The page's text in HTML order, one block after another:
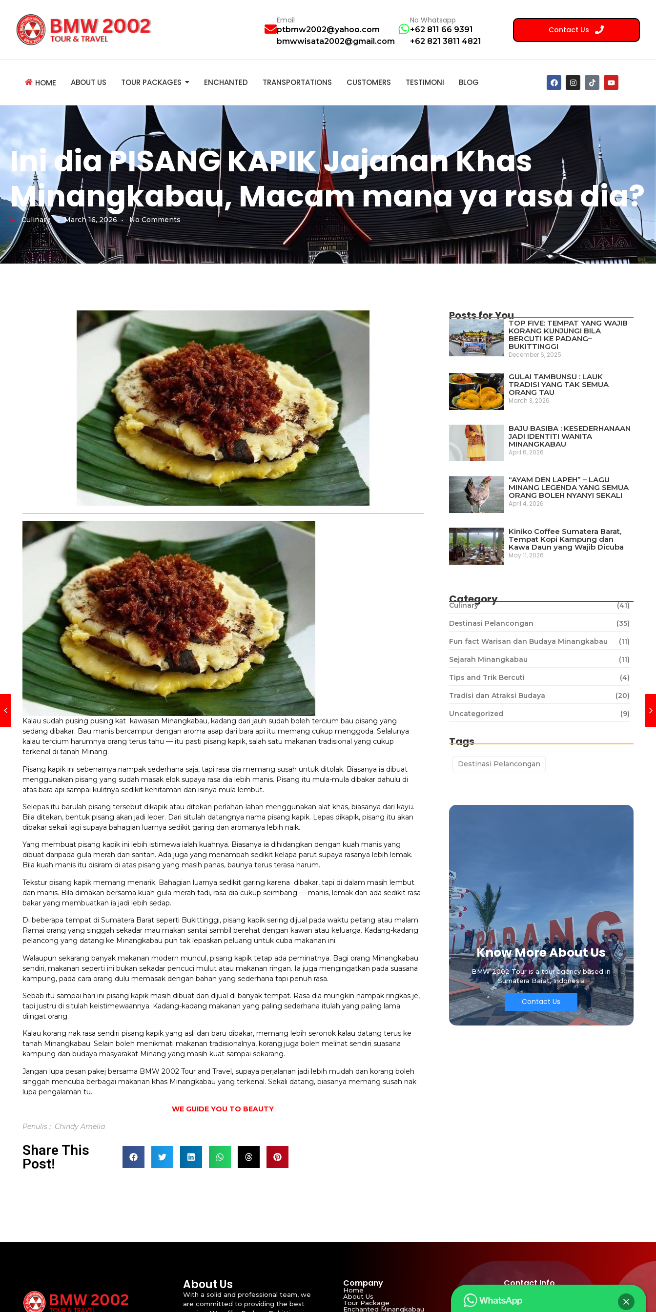
Email
ptbmw2002@yahoo.com
bmwwisata2002@gmail.com
No Whatsapp
+62 811 66 9391
+62 821 3811 4821
Contact Us
HOME ABOUT US TOUR PACKAGES ENCHANTED TRANSPORTATIONS CUSTOMERS TESTIMONI BLOG
Ini dia PISANG KAPIK Jajanan Khas
Minangkabau, Macam mana ya rasa dia?
Culinary - March 16, 2026 - No Comments
Kalau sudah pusing pusing kat kawasan Minangkabau, kadang dari jauh sudah boleh tercium bau pisang yang
sedang dibakar. Bau manis bercampur dengan aroma asap dari bara api itu memang cukup menggoda. Selalunya
kalau tercium harumnya orang terus tahu — itu pasti pisang kapik, salah satu makanan tradisional yang cukup
terkenal di tanah Minang.
Pisang kapik ini sebenarnya nampak sederhana saja, tapi rasa dia memang susah untuk ditolak. Biasanya ia dibuat
menggunakan pisang yang sudah masak elok supaya rasa dia lebih manis. Pisang itu mula-mula dibakar dahulu di
atas bara api sampai kulitnya sedikit kehitaman dan isinya mula lembut.
Selepas itu barulah pisang tersebut dikapik atau ditekan perlahan-lahan menggunakan alat khas, biasanya dari kayu.
Bila ditekan, bentuk pisang akan jadi leper. Dari situlah datangnya nama pisang kapik. Lepas dikapik, pisang itu akan
dibakar sekali lagi supaya bahagian luarnya sedikit garing dan aromanya lebih naik.
Yang membuat pisang kapik ini lebih istimewa ialah kuahnya. Biasanya ia dihidangkan dengan kuah manis yang
dibuat daripada gula merah dan santan. Ada juga yang menambah sedikit kelapa parut supaya rasanya lebih lemak.
Bila kuah manis itu disiram di atas pisang yang masih panas, baunya terus terasa harum.
Tekstur pisang kapik memang menarik. Bahagian luarnya sedikit garing karena dibakar, tapi di dalam masih lembut
dan manis. Bila dimakan bersama kuah gula merah tadi, rasa dia cukup seimbang — manis, lemak dan ada sedikit rasa
bakar yang membuatkan ia jadi lebih sedap.
Di beberapa tempat di Sumatera Barat seperti Bukittinggi, pisang kapik sering dijual pada waktu petang atau malam.
Ramai orang yang singgah sekadar mau makan santai sambil berehat dengan kawan atau keluarga. Kadang-kadang
pelancong yang datang ke Minangkabau pun tak lepaskan peluang untuk cuba makanan ini.
Walaupun sekarang banyak makanan modern muncul, pisang kapik tetap ada peminatnya. Bagi orang Minangkabau
sendiri, makanan seperti ini bukan sekadar pencuci mulut atau makanan ringan. Ia juga mengingatkan pada suasana
kampung, pada cara orang dulu memasak dengan bahan yang sederhana tapi penuh rasa.
Sebab itu sampai hari ini pisang kapik masih dibuat dan dijual di banyak tempat. Rasa dia mungkin nampak ringkas je,
tapi justru di situlah keistimewaannya. Kadang-kadang makanan yang paling sederhana itulah yang paling lama
diingat orang.
Kalau korang nak rasa sendiri pisang kapik yang asli dan baru dibakar, memang lebih seronok kalau datang terus ke
tanah Minangkabau. Selain boleh menikmati makanan tradisionalnya, korang juga boleh melihat sendiri suasana
kampung dan budaya masyarakat Minang yang masih kuat sampai sekarang.
Jangan lupa pesan pakej bersama BMW 2002 Tour and Travel, supaya perjalanan jadi lebih mudah dan korang boleh
singgah mencuba berbagai makanan khas Minangkabau yang terkenal. Sekali datang, biasanya memang susah nak
lupa pengalaman tu.
WE GUIDE YOU TO BEAUTY
Penulis : Chindy Amelia
Share This
Post!
Posts for You
TOP FIVE: TEMPAT YANG WAJIB
KORANG KUNJUNGI BILA
BERCUTI KE PADANG–
BUKITTINGGI
December 6, 2025
GULAI TAMBUNSU : LAUK
TRADISI YANG TAK SEMUA
ORANG TAU
March 3, 2026
BAJU BASIBA : KESEDERHANAAN
JADI IDENTITI WANITA
MINANGKABAU
April 6, 2026
“AYAM DEN LAPEH” – LAGU
MINANG LEGENDA YANG SEMUA
ORANG BOLEH NYANYI SEKALI
April 4, 2026
Kiniko Coffee Sumatera Barat,
Tempat Kopi Kampung dan
Kawa Daun yang Wajib Dicuba
May 11, 2026
Category
Culinary (41)
Destinasi Pelancongan (35)
Fun fact Warisan dan Budaya Minangkabau (11)
Sejarah Minangkabau (11)
Tips and Trik Bercuti (4)
Tradisi dan Atraksi Budaya (20)
Uncategorized (9)
Tags
Destinasi Pelancongan
Know More About Us
BMW 2002 Tour is a tour agency based in
Sumatera Barat, Indonesia
Contact Us
About Us
With a solid and professional team, we
are committed to providing the best
Company
Home
About Us
Tour Package
Enchanted Minangkabau
Contact Info
+62 821 3811 4821 (Admin Yolla)